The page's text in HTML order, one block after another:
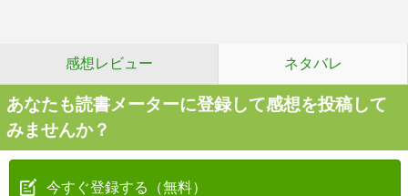
感想レビュー ネタバレ
あなたも読書メーターに登録して感想を投稿して
みませんか？
今すぐ登録する（無料）